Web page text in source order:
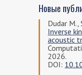
Новые
Dudar M.,
Inverse
acoustic
2026.
DOI: